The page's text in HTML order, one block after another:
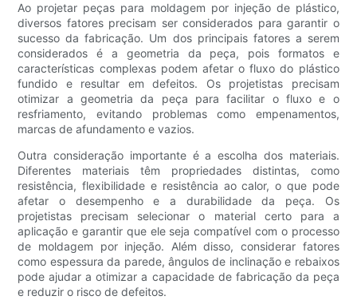
Ao projetar peças para moldagem por injeção de plástico,
diversos fatores precisam ser considerados para garantir o
sucesso da fabricação. Um dos principais fatores a serem
considerados é a geometria da peça, pois formatos e
características complexas podem afetar o fluxo do plástico
fundido e resultar em defeitos. Os projetistas precisam
otimizar a geometria da peça para facilitar o fluxo e o
resfriamento, evitando problemas como empenamentos,
marcas de afundamento e vazios.
Outra consideração importante é a escolha dos materiais.
Diferentes materiais têm propriedades distintas, como
resistência, flexibilidade e resistência ao calor, o que pode
afetar o desempenho e a durabilidade da peça. Os
projetistas precisam selecionar o material certo para a
aplicação e garantir que ele seja compatível com o processo
de moldagem por injeção. Além disso, considerar fatores
como espessura da parede, ângulos de inclinação e rebaixos
pode ajudar a otimizar a capacidade de fabricação da peça
e reduzir o risco de defeitos.